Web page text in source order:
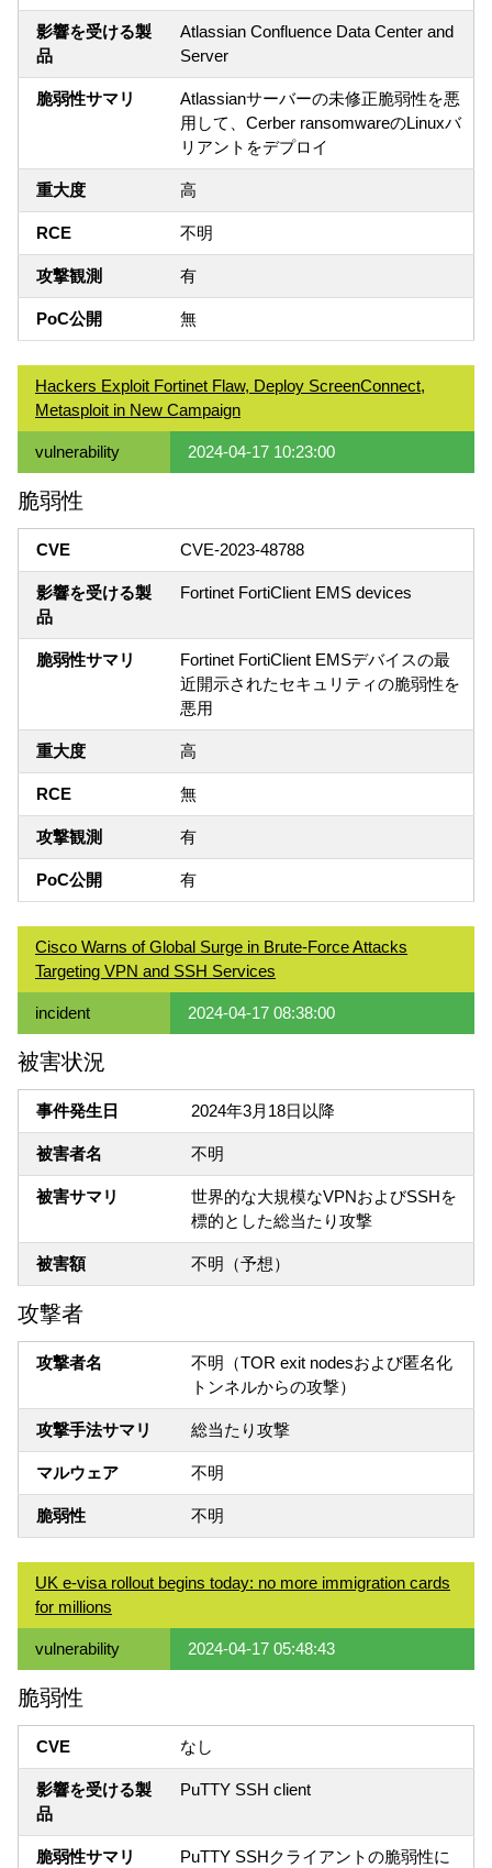
影響を受ける製
品
Atlassian Confluence Data Center and
Server
脆弱性サマリ
Atlassianサーバーの未修正脆弱性を悪
用して、Cerber ransomwareのLinuxバ
リアントをデプロイ
重大度 高
RCE 不明
攻撃観測 有
PoC公開 無
Hackers Exploit Fortinet Flaw, Deploy ScreenConnect,
Metasploit in New Campaign
vulnerability 2024-04-17 10:23:00
脆弱性
CVE CVE-2023-48788
影響を受ける製
品
Fortinet FortiClient EMS devices
脆弱性サマリ
Fortinet FortiClient EMSデバイスの最
近開示されたセキュリティの脆弱性を
悪用
重大度 高
RCE 無
攻撃観測 有
PoC公開 有
Cisco Warns of Global Surge in Brute-Force Attacks
Targeting VPN and SSH Services
incident 2024-04-17 08:38:00
被害状況
事件発生日 2024年3月18日以降
被害者名 不明
被害サマリ
世界的な大規模なVPNおよびSSHを
標的とした総当たり攻撃
被害額 不明（予想）
攻撃者
攻撃者名
不明（TOR exit nodesおよび匿名化
トンネルからの攻撃）
攻撃手法サマリ 総当たり攻撃
マルウェア 不明
脆弱性 不明
UK e-visa rollout begins today: no more immigration cards
for millions
vulnerability 2024-04-17 05:48:43
脆弱性
CVE なし
影響を受ける製
品
PuTTY SSH client
脆弱性サマリ
PuTTY SSHクライアントの脆弱性に